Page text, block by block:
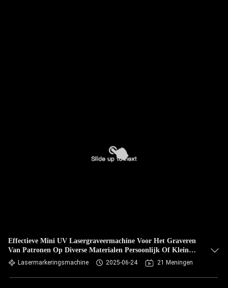
Effectieve Mini UV Lasergraveermachine Voor Het Graveren
Van Patronen Op Diverse Materialen Persoonlijk Of Klein
Bedrijf
Lasermarkeringsmachine 2025-06-24 21 Meningen